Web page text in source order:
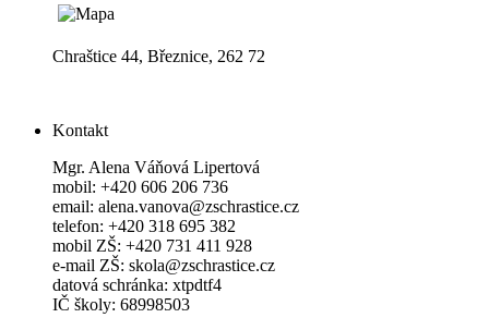
Chraštice 44, Březnice, 262 72
Kontakt
Mgr. Alena Váňová Lipertová
mobil: +420 606 206 736
email: alena.vanova@zschrastice.cz
telefon: +420 318 695 382
mobil ZŠ: +420 731 411 928
e-mail ZŠ: skola@zschrastice.cz
datová schránka: xtpdtf4
IČ školy: 68998503